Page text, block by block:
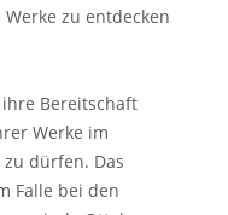
zu entdecken
Bereitschaft
Werke im
dürfen. Das
Falle bei den